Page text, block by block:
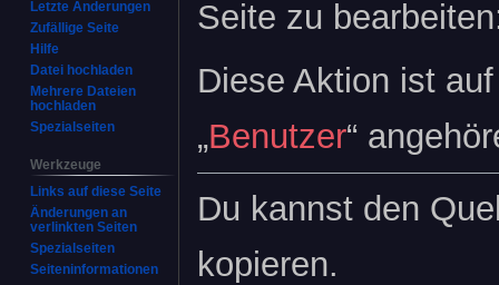
Seite zu
Diese Aktion ist
„Benutzer“
Du kannst den
kopieren.
Letzte Änderungen
Zufällige Seite
Hilfe
Datei hochladen
Mehrere Dateien
hochladen
Spezialseiten
Werkzeuge
Links auf diese Seite
Änderungen an
verlinkten Seiten
Spezialseiten
Seiten­­informationen